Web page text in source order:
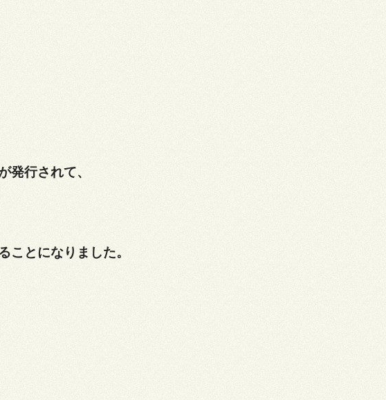
発行されて、
ことになりました。